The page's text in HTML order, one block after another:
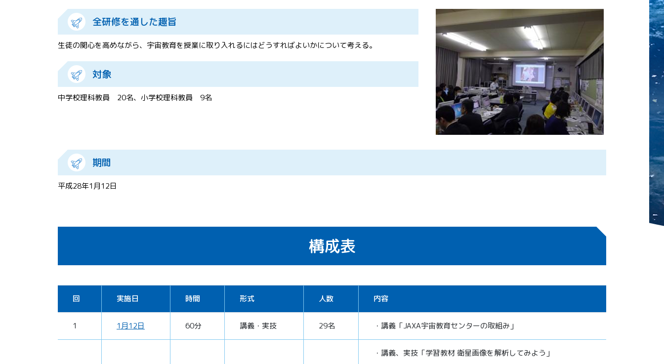
全研修を通した趣旨
生徒の関心を高めながら、宇宙教育を授業に取り入れるにはどうすればよいかについて考える。
対象
中学校理科教員 20名、小学校理科教員 9名
期間
平成28年1月12日
構成表
回 実施日 時間 形式 人数 内容
1 1月12日 60分 講義・実技 29名 ・講義「JAXA宇宙教育センターの取組み」
・講義、実技「学習教材 衛星画像を解析してみよう」